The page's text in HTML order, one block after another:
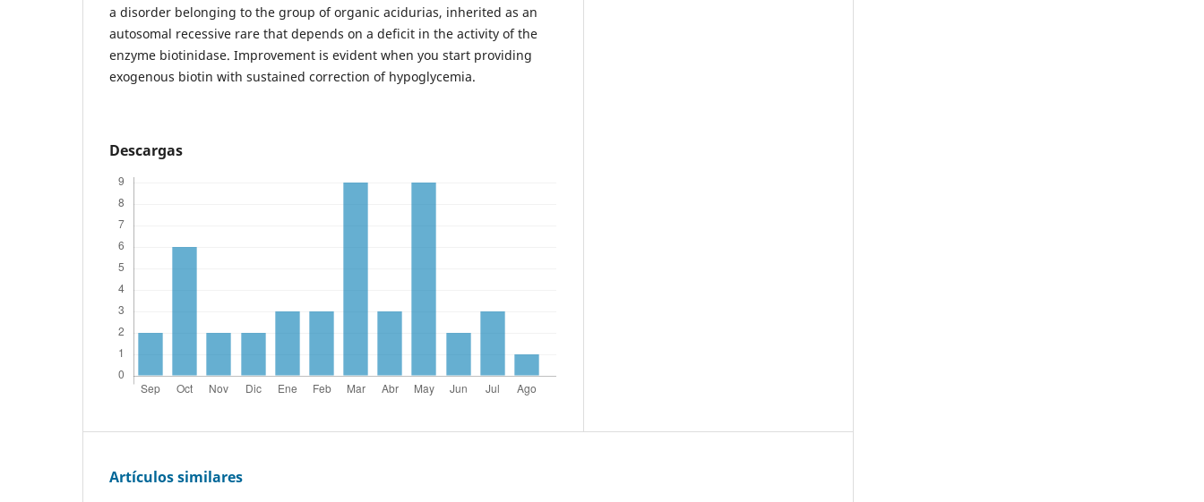
a disorder belonging to the group of organic acidurias, inherited as an
autosomal recessive rare that depends on a deficit in the activity of the
enzyme biotinidase. Improvement is evident when you start providing
exogenous biotin with sustained correction of hypoglycemia.
Descargas
Artículos similares